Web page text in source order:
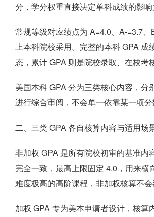
分，学分权重直接决定单科成绩的影响
常规等级对应绩点为 A=4.0、A-=3.7
上本科院校采用。完整的本科 GPA
态，累计 GPA 则是院校录取、在校
美国本科 GPA 分为三类核心内容，
进行综合审阅，不会单一依靠某一项分
二、三类 GPA 各自核算内容与适用场
非加权 GPA 是所有院校初审的基准
完全一致，最高上限固定 4.0，用来
难度极高的高阶课程，非加权核算不
加权 GPA 专为美本申请者设计，核